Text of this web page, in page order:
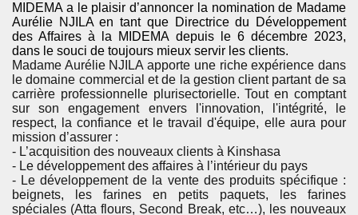
MIDEMA a le plaisir d’annoncer la nomination de Madame
Aurélie NJILA en tant que Directrice du Développement
des Affaires à la MIDEMA depuis le 6 décembre 2023,
dans le souci de toujours mieux servir les clients.
Madame Aurélie NJILA apporte une riche expérience dans
le domaine commercial et de la gestion client partant de sa
carrière professionnelle plurisectorielle. Tout en comptant
sur son engagement envers l'innovation, l'intégrité, le
respect, la confiance et le travail d'équipe, elle aura pour
mission d’assurer :
- L’acquisition des nouveaux clients à Kinshasa
- Le développement des affaires à l’intérieur du pays
- Le développement de la vente des produits spécifique :
beignets, les farines en petits paquets, les farines
spéciales (Atta flours, Second Break, etc…), les nouveaux